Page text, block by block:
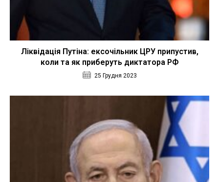
Ліквідація Путіна: ексочільник ЦРУ припустив,
коли та як приберуть диктатора РФ
25 Грудня 2023